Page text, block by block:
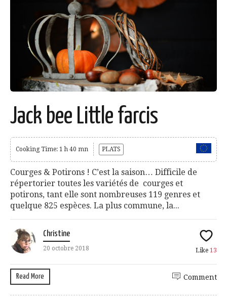
Jack bee Little farcis
Cooking Time: 1 h 40 mn PLATS
Courges & Potirons ! C’est la saison… Difficile de
répertorier toutes les variétés de courges et
potirons, tant elle sont nombreuses 119 genres et
quelque 825 espèces. La plus commune, la...
Christine
20 octobre 2018 Like 13
Read More Comment